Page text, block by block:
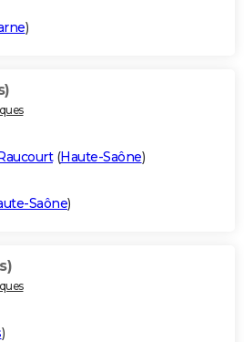
)
(Haute-Saône)
Saône)
)